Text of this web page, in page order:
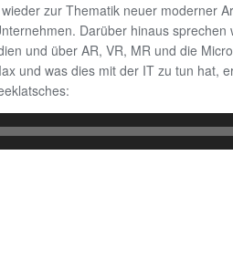
zur Thematik neuer moderner
Darüber hinaus sprechen
und über AR, VR, MR und die
und was dies mit der IT zu tun hat,